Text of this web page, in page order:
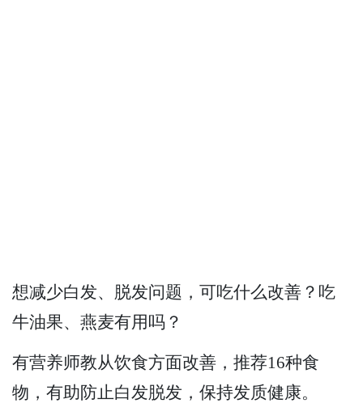
想减少白发、脱发问题，可吃什么改善？吃
牛油果、燕麦有用吗？
有营养师教从饮食方面改善，推荐16种食
物，有助防止白发脱发，保持发质健康。